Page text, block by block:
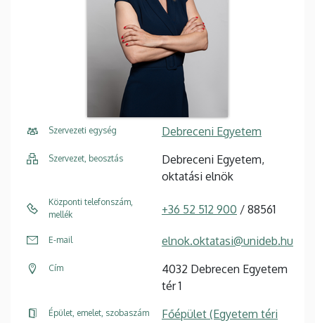
Szervezeti egység Debreceni Egyetem
Szervezet, beosztás
Debreceni Egyetem,
oktatási elnök
Központi telefonszám,
mellék
+36 52 512 900 / 88561
E-mail elnok.oktatasi@unideb.hu
Cím
4032 Debrecen Egyetem
tér 1
Épület, emelet, szobaszám
Főépület (Egyetem téri